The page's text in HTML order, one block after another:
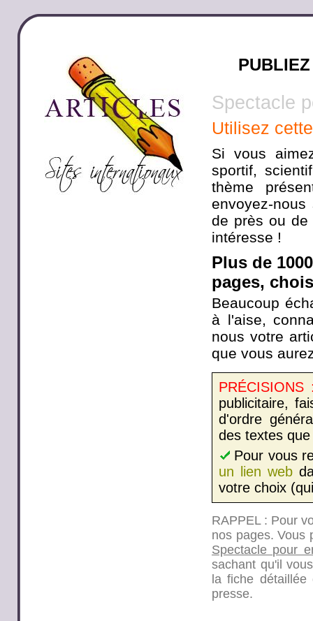
Spectacle
Utilisez
Si vous
sportif,
thème
envoyez-
de près ou de
intéresse !
Plus de
pages,
Beaucoup
à l'aise,
nous votre
que vous
PRÉCISIONS
publicitaire,
d'ordre
des textes
Pour vous
un lien web
votre choix
RAPPEL : Pour
nos pages.
Spectacle pour
sachant qu'il
la fiche
presse.